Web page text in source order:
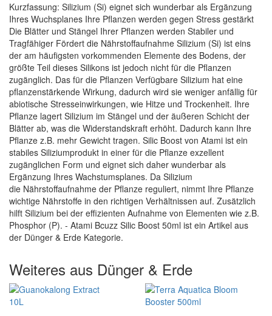
Kurzfassung: Silizium (Si) eignet sich wunderbar als Ergänzung
Ihres Wuchsplanes Ihre Pflanzen werden gegen Stress gestärkt
Die Blätter und Stängel Ihrer Pflanzen werden Stabiler und
Tragfähiger Fördert die Nährstoffaufnahme Silizium (Si) ist eins
der am häufigsten vorkommenden Elemente des Bodens, der
größte Teil dieses Silikons ist jedoch nicht für die Pflanzen
zugänglich. Das für die Pflanzen Verfügbare Silizium hat eine
pflanzenstärkende Wirkung, dadurch wird sie weniger anfällig für
abiotische Stresseinwirkungen, wie Hitze und Trockenheit. Ihre
Pflanze lagert Silizium im Stängel und der äußeren Schicht der
Blätter ab, was die Widerstandskraft erhöht. Dadurch kann Ihre
Pflanze z.B. mehr Gewicht tragen. Silic Boost von Atami ist ein
stabiles Siliziumprodukt in einer für die Pflanze exzellent
zugänglichen Form und eignet sich daher wunderbar als
Ergänzung Ihres Wachstumsplanes. Da Silizium
die Nährstoffaufnahme der Pflanze reguliert, nimmt Ihre Pflanze
wichtige Nährstoffe in den richtigen Verhältnissen auf. Zusätzlich
hilft Silizium bei der effizienten Aufnahme von Elementen wie z.B.
Phosphor (P). - Atami Bcuzz Silic Boost 50ml ist ein Artikel aus
der Dünger & Erde Kategorie.
Weiteres aus Dünger & Erde